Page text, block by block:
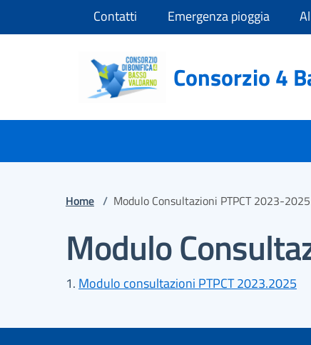
Contatti Emergenza pioggia
Consorzio 4
Home / Modulo Consultazioni PTPCT 2023-2025
Modulo
Modulo consultazioni PTPCT 2023.2025